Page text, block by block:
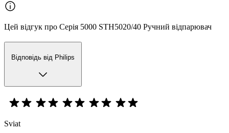
Цей відгук про Серія 5000 STH5020/40 Ручний відпарювач
Відповідь від Philips
Sviat